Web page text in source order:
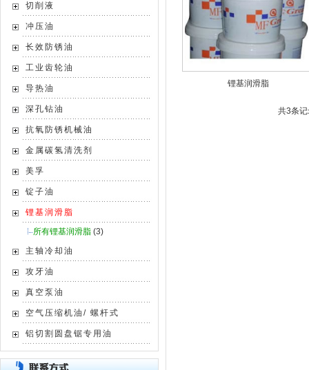
切削液
冲压油
长效防锈油
工业齿轮油
导热油
深孔钻油
抗氧防锈机械油
金属碳氢清洗剂
美孚
锭子油
锂基润滑脂
所有锂基润滑脂 (3)
主轴冷却油
攻牙油
真空泵油
空气压缩机油/ 螺杆式
铝切割圆盘锯专用油
锂基润滑脂
共3条